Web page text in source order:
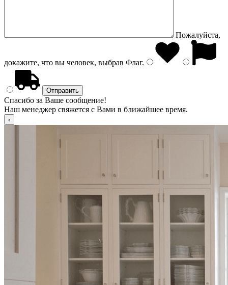
Пожалуйста,
докажите, что вы человек, выбрав Флаг.
Спасибо за Ваше сообщение!
Наш менеджер свяжется с Вами в ближайшее время.